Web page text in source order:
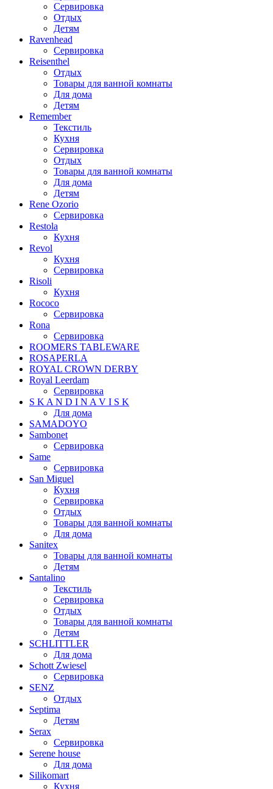
Сервировка
Отдых
Детям
Ravenhead
Сервировка
Reisenthel
Отдых
Товары для ванной комнаты
Для дома
Детям
Remember
Текстиль
Кухня
Сервировка
Отдых
Товары для ванной комнаты
Для дома
Детям
Rene Ozorio
Сервировка
Restola
Кухня
Revol
Кухня
Сервировка
Risoli
Кухня
Rococo
Сервировка
Rona
Сервировка
ROOMERS TABLEWARE
ROSAPERLA
ROYAL CROWN DERBY
Royal Leerdam
Сервировка
S K A N D I N A V I S K
Для дома
SAMADOYO
Sambonet
Сервировка
Same
Сервировка
San Miguel
Кухня
Сервировка
Отдых
Товары для ванной комнаты
Для дома
Sanitex
Товары для ванной комнаты
Детям
Santalino
Текстиль
Сервировка
Отдых
Товары для ванной комнаты
Детям
SCHLITTLER
Для дома
Schott Zwiesel
Сервировка
SENZ
Отдых
Septima
Детям
Serax
Сервировка
Serene house
Для дома
Silikomart
Кухня